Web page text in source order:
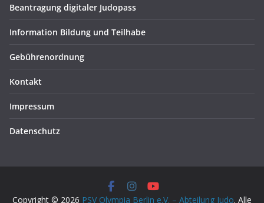
Beantragung digitaler Judopass
Information Bildung und Teilhabe
Gebührenordnung
Kontakt
Impressum
Datenschutz
Copyright © 2026 PSV Olympia Berlin e.V. – Abteilung Judo. Alle